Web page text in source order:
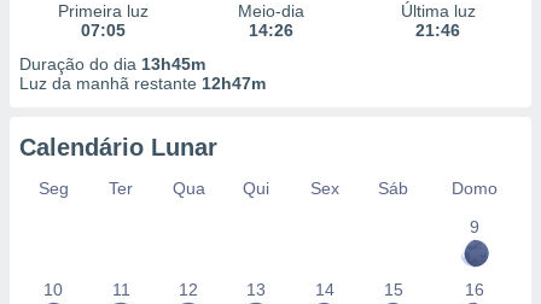
Primeira luz
07:05
Meio-dia
14:26
Última luz
21:46
Duração do dia 13h45m
Luz da manhã restante 12h47m
Calendário Lunar
Seg Ter Qua Qui Sex Sáb
Domo
9
10 11 12 13 14 15 16